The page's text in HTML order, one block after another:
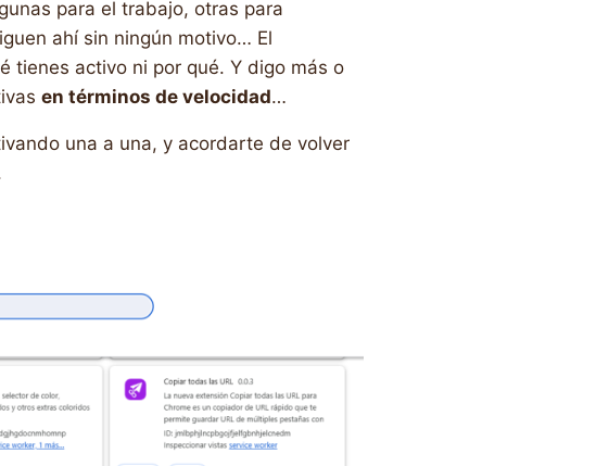
para el trabajo, otras para
ahí sin ningún motivo… El
tienes activo ni por qué. Y digo más o
en términos de velocidad…
una a una, y acordarte de volver